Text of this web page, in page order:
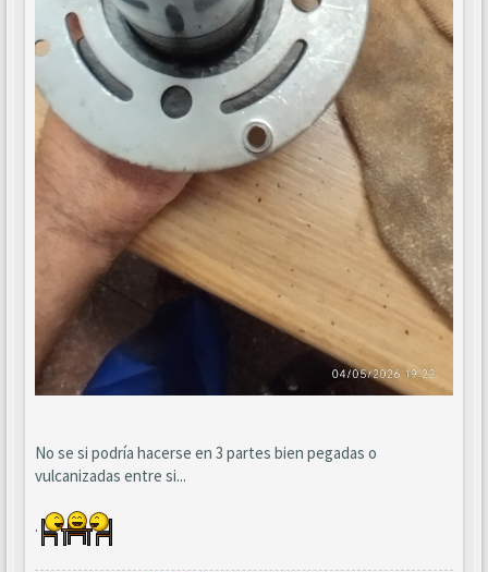
No se si podría hacerse en 3 partes bien pegadas o
vulcanizadas entre si...
.